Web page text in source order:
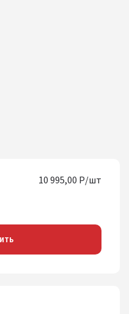
10 995,00 Р/шт